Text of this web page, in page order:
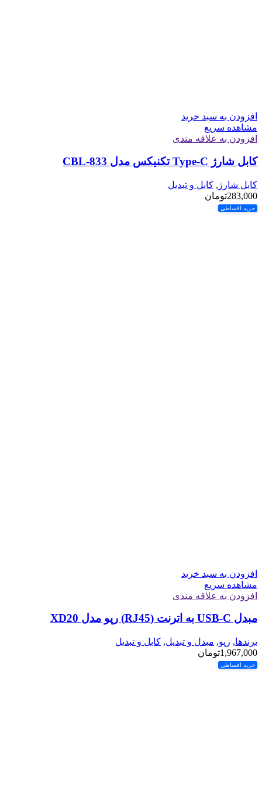
افزودن به سبد خرید
مشاهده سریع
افزودن به علاقه مندی
کابل شارژ Type-C تکنیکس مدل CBL-833
کابل شارژ , کابل و تبدیل
283,000تومان
خرید اقساطی
افزودن به سبد خرید
مشاهده سریع
افزودن به علاقه مندی
مبدل USB-C به اترنت (RJ45) رپو مدل XD20
برندها, رپو, مبدل و تبدیل, کابل و تبدیل
1,967,000تومان
خرید اقساطی